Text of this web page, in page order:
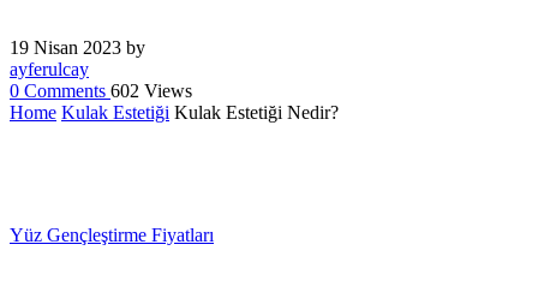
ayferulcay
0 Comments 602 Views
Home Kulak Estetiği Kulak Estetiği Nedir?
Yüz Gençleştirme Fiyatları